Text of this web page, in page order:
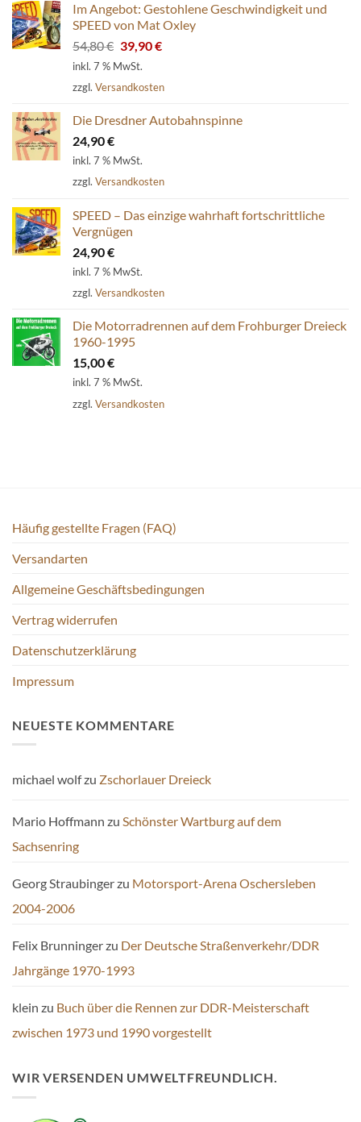
Im Angebot: Gestohlene Geschwindigkeit und
SPEED von Mat Oxley
54,80€ Ursprünglicher
Preis
54,80 €
39,90€Aktueller
39,90 €.
inkl. 7 % MwSt.
zzgl. Versandkosten
Die Dresdner Autobahnspinne
24,90€
inkl. 7 % MwSt.
zzgl. Versandkosten
SPEED – Das einzige wahrhaft fortschrittliche
Vergnügen
24,90€
inkl. 7 % MwSt.
zzgl. Versandkosten
Die Motorradrennen auf dem Frohburger Dreieck
1960-1995
15,00€
inkl. 7 % MwSt.
zzgl. Versandkosten
Häufig gestellte Fragen (FAQ)
Versandarten
Allgemeine Geschäftsbedingungen
Vertrag widerrufen
Datenschutzerklärung
Impressum
NEUESTE KOMMENTARE
michael wolfzu Zschorlauer Dreieck
Mario Hoffmann zu Schönster Wartburg auf dem
Sachsenring
Georg Straubingerzu Motorsport-Arena Oschersleben
2004-2006
Felix Brunningerzu Der Deutsche Straßenverkehr/DDR
Jahrgänge 1970-1993
klein zu Buch über die Rennen zur DDR-Meisterschaft
zwischen 1973 und 1990 vorgestellt
WIR VERSENDEN UMWELTFREUNDLICH.